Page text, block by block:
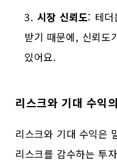
시장 신뢰도: 테더
받기 때문에, 신뢰도
있어요.
리스크와 기대 수익
리스크와 기대 수익은
리스크를 감수하는 투